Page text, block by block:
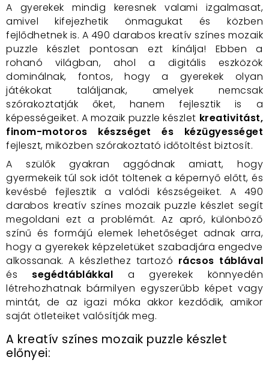
A gyerekek mindig keresnek valami izgalmasat,
amivel kifejezhetik önmagukat és közben
fejlődhetnek is. A 490 darabos kreatív színes mozaik
puzzle készlet pontosan ezt kínálja! Ebben a
rohanó világban, ahol a digitális eszközök
dominálnak, fontos, hogy a gyerekek olyan
játékokat találjanak, amelyek nemcsak
szórakoztatják őket, hanem fejlesztik is a
képességeiket. A mozaik puzzle készlet kreativitást,
finom-motoros készséget és kézügyességet
fejleszt, miközben szórakoztató időtöltést biztosít.
A szülők gyakran aggódnak amiatt, hogy
gyermekeik túl sok időt töltenek a képernyő előtt, és
kevésbé fejlesztik a valódi készségeiket. A 490
darabos kreatív színes mozaik puzzle készlet segít
megoldani ezt a problémát. Az apró, különböző
színű és formájú elemek lehetőséget adnak arra,
hogy a gyerekek képzeletüket szabadjára engedve
alkossanak. A készlethez tartozó rácsos táblával
és segédtáblákkal a gyerekek könnyedén
létrehozhatnak bármilyen egyszerűbb képet vagy
mintát, de az igazi móka akkor kezdődik, amikor
saját ötleteiket valósítják meg.
A kreatív színes mozaik puzzle készlet
előnyei: